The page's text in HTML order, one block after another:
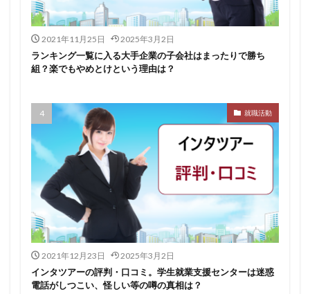
2021年11月25日 2025年3月2日
ランキング一覧に入る大手企業の子会社はまったりで勝ち
組？楽でもやめとけという理由は？
就職活動
2021年12月23日 2025年3月2日
インタツアーの評判・口コミ。学生就業支援センターは迷惑
電話がしつこい、怪しい等の噂の真相は？
いくつ
いい就職ドットコム
アスリートエージェント
インタツアー
あさがくナビ
あきらめ
アカリク就職エージェント
UZUZ
URL unistyle
インターンシップガイド
ウズキャリ
TSUNORU
キャリch
キャンパスキャリア
キャリチャン
キャリセン就活エージェント
キャリアパーク
キャリアチケットスカウト
キャリアセレクト
キャリアスタート
キミスカ
エンジニア
カレンダー
かからない大学
オファーボックス
オファーサービス
エントリーシート（ES）
エントリーシート
エントリー
エンジニア就活 type就活